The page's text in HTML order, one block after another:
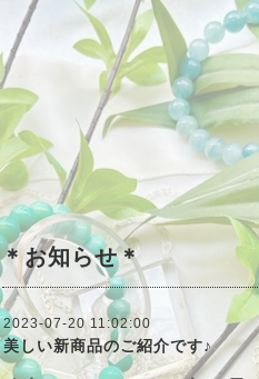
＊お知らせ＊
2023-07-20 11:02:00
美しい新商品のご紹介です♪